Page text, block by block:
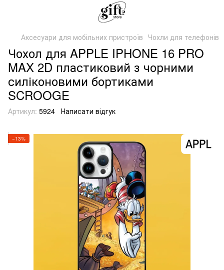
Аксесуари для мобільних пристроїв Чохли для телефонів
Чохол для APPLE IPHONE 16 PRO
MAX 2D пластиковий з чорними
силіконовими бортиками
SCROOGE
Артикул: 5924 Написати відгук
−13%